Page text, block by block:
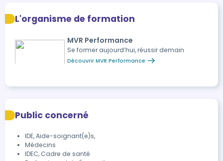
L'organisme de formation
MVR Performance
Se former aujourd’hui, réussir demain
Découvrir MVR Performance
Public concerné
IDE, Aide-soignant(e)s,
Médecins
IDEC, Cadre de santé